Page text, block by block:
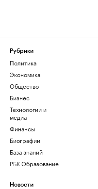
Рубрики
Политика
Экономика
Общество
Бизнес
Технологии и
медиа
Финансы
Биографии
База знаний
РБК Образование
Новости